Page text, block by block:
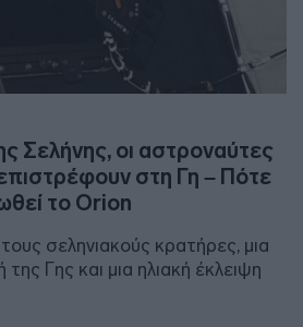
Σελήνης, οι αστροναύτες
στη Γη – Πότε
το Orion
σεληνιακούς κρατήρες, μια
Γης και μια ηλιακή έκλειψη